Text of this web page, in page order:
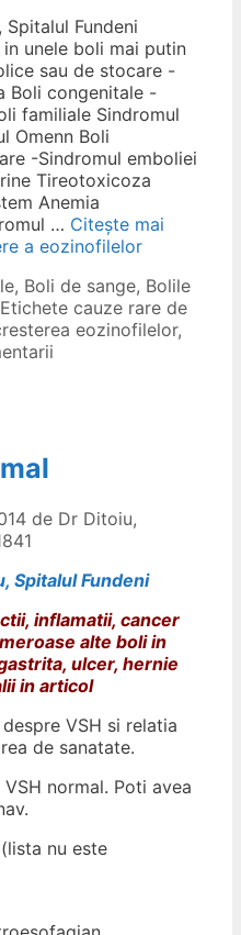
Fundeni
unele boli mai putin
sau de stocare -
Boli congenitale -
familiale Sindromul
Omenn Boli
-Sindromul emboliei
Tireotoxicoza
Anemia
… Citește mai
a eozinofilelor
, Boli de sange, Bolile
Etichete cauze rare de
eozinofilelor,
de Dr Ditoiu,
Spitalul Fundeni
inflamatii, cancer
alte boli in
ulcer, hernie
in articol
VSH si relatia
de sanatate.
normal. Poti avea
nu este